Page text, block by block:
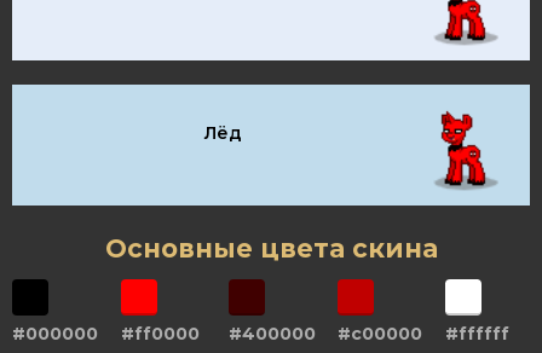
Лёд
Основные цвета скина
#000000 #ff0000 #400000 #c00000 #ffffff